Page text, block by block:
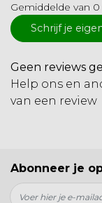
Gemiddelde van 0
Schrijf je
Geen reviews
Help ons en
van een review
Abonneer je